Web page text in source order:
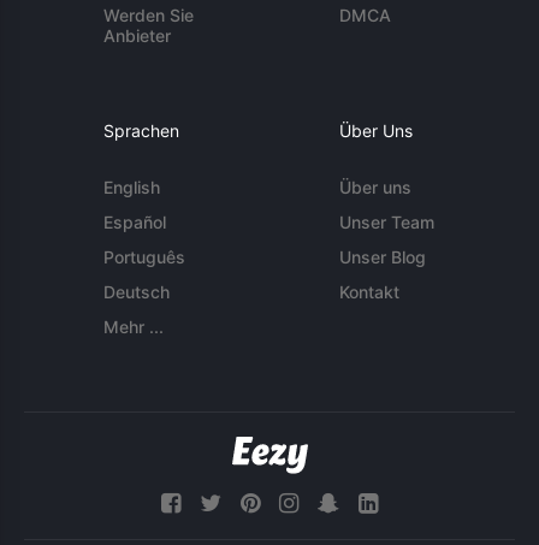
Werden Sie
Anbieter
DMCA
Sprachen
English
Español
Português
Deutsch
Mehr ...
Über Uns
Über uns
Unser Team
Unser Blog
Kontakt